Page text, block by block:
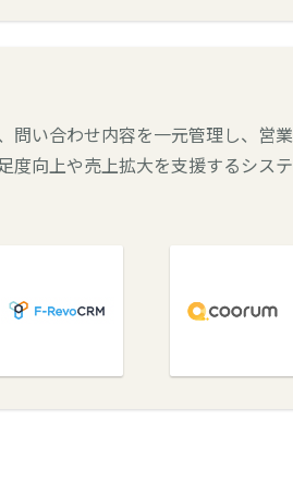
問い合わせ内容を一元管理し、営業
度向上や売上拡大を支援するシステ